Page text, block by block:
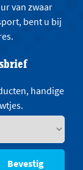
van zwaar
bent u bij
handige
Bevestig